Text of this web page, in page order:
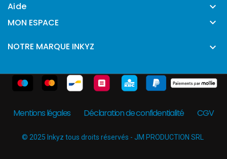
Aide 
MON ESPACE 
NOTRE MARQUE INKYZ 
Mentions légales Déclaration de confidentialité CGV
© 2025 Inkyz tous droits réservés - JM PRODUCTION SRL